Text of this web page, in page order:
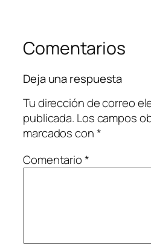
Comentarios
Deja una respuesta
Tu dirección de correo
publicada. Los campos
marcados con*
Comentario*